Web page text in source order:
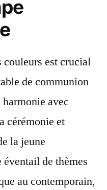
couleurs est crucial
de communion
avec
cérémonie et
la jeune
de thèmes
au contemporain,